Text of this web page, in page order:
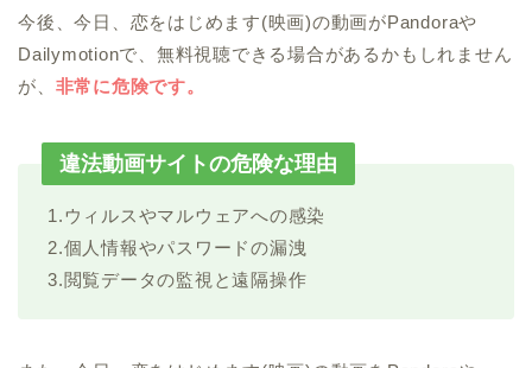
今後、今日、恋をはじめます(映画)の動画がPandoraや
Dailymotionで、無料視聴できる場合があるかもしれません
が、 非常に危険です。
違法動画サイトの危険な理由
1.ウィルスやマルウェアへの感染
2.個人情報やパスワードの漏洩
3.閲覧データの監視と遠隔操作